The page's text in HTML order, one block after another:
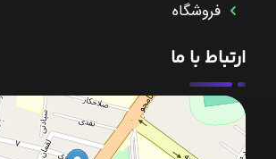
فروشگاه
ارتباط با ما